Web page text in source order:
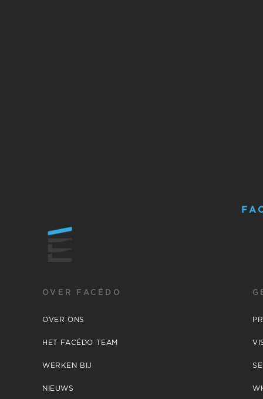
OVER FACÉDO
OVER ONS
HET FACÉDO TEAM
WERKEN BIJ
NIEUWS